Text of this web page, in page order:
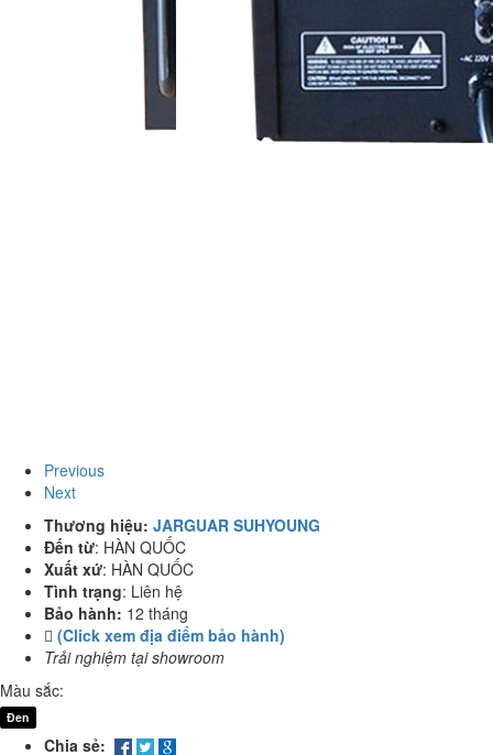
Previous
Next
Thương hiệu: JARGUAR SUHYOUNG
Đến từ: HÀN QUỐC
Xuất xứ: HÀN QUỐC
Tình trạng: Liên hệ
Bảo hành: 12 tháng
(Click xem địa điểm bảo hành)
Trải nghiệm tại showroom
Màu sắc:
Đen
Chia sẻ: